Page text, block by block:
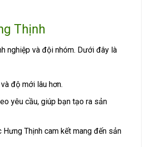
Thịnh
nghiệp và đội nhóm. Dưới đây là
độ mới lâu hơn.
yêu cầu, giúp bạn tạo ra sản
Thịnh cam kết mang đến sản